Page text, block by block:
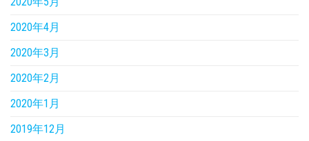
2020年4月
2020年3月
2020年2月
2020年1月
2019年12月